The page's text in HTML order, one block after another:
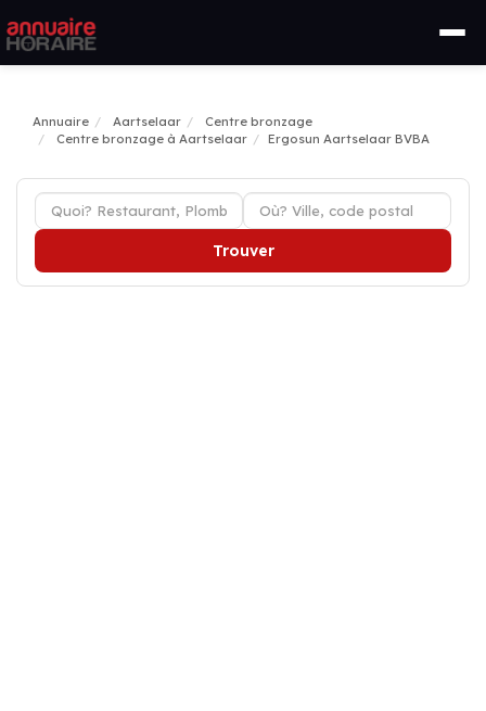
Annuaire Aartselaar
Centre bronzage
Centre bronzage à Aartselaar
Ergosun Aartselaar BVBA
Trouver